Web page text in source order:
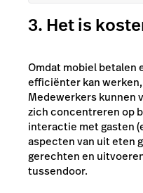
3. Het is
Omdat mobiel betalen
efficiënter kan
Medewerkers kunnen
zich concentreren op
interactie met gasten
aspecten van uit eten
gerechten en
tussendoor.